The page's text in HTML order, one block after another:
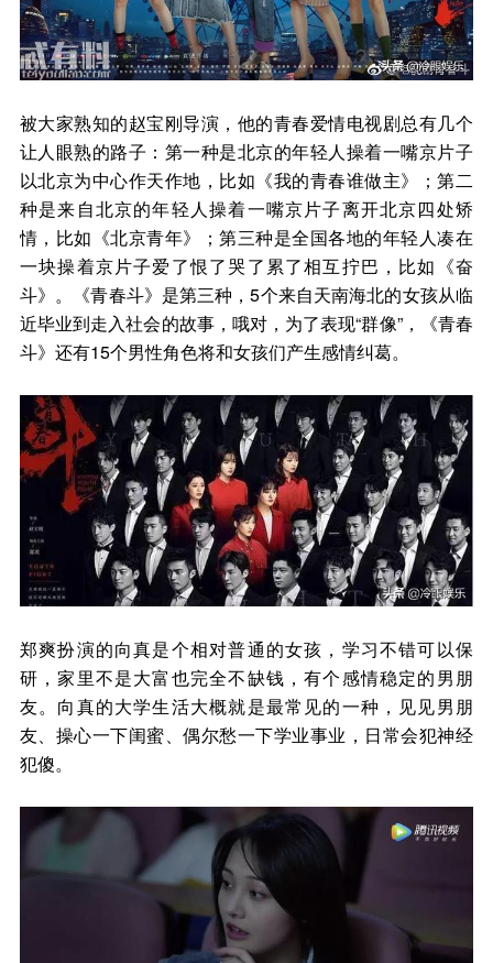
被大家熟知的赵宝刚导演，他的青春爱情电视剧总有几个
让人眼熟的路子：第一种是北京的年轻人操着一嘴京片子
以北京为中心作天作地，比如《我的青春谁做主》；第二
种是来自北京的年轻人操着一嘴京片子离开北京四处矫
情，比如《北京青年》；第三种是全国各地的年轻人凑在
一块操着京片子爱了恨了哭了累了相互拧巴，比如《奋
斗》。《青春斗》是第三种，5个来自天南海北的女孩从临
近毕业到走入社会的故事，哦对，为了表现“群像”，《青春
斗》还有15个男性角色将和女孩们产生感情纠葛。
郑爽扮演的向真是个相对普通的女孩，学习不错可以保
研，家里不是大富也完全不缺钱，有个感情稳定的男朋
友。向真的大学生活大概就是最常见的一种，见见男朋
友、操心一下闺蜜、偶尔愁一下学业事业，日常会犯神经
犯傻。